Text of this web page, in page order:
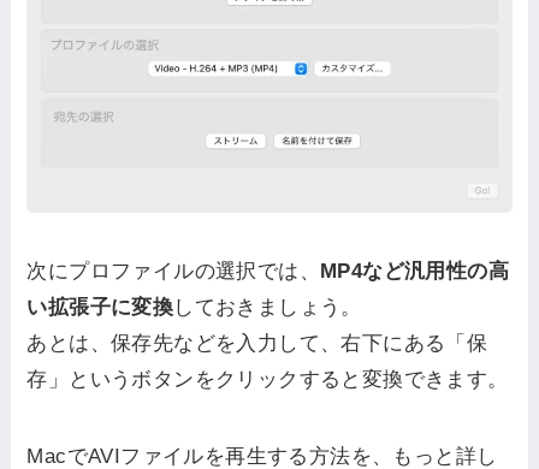
次にプロファイルの選択では、 MP4など汎用性の高
い拡張子に変換しておきましょう。
あとは、保存先などを入力して、右下にある「保
存」というボタンをクリックすると変換できます。
MacでAVIファイルを再生する方法を、もっと詳し